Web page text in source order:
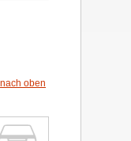
nach oben